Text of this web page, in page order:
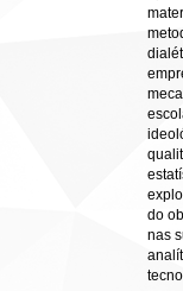
do
nas